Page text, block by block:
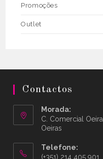
Promoções
Outlet
Contactos
Morada:
C. Comercial
Oeiras
Telefone:
(+351) 214 405 901